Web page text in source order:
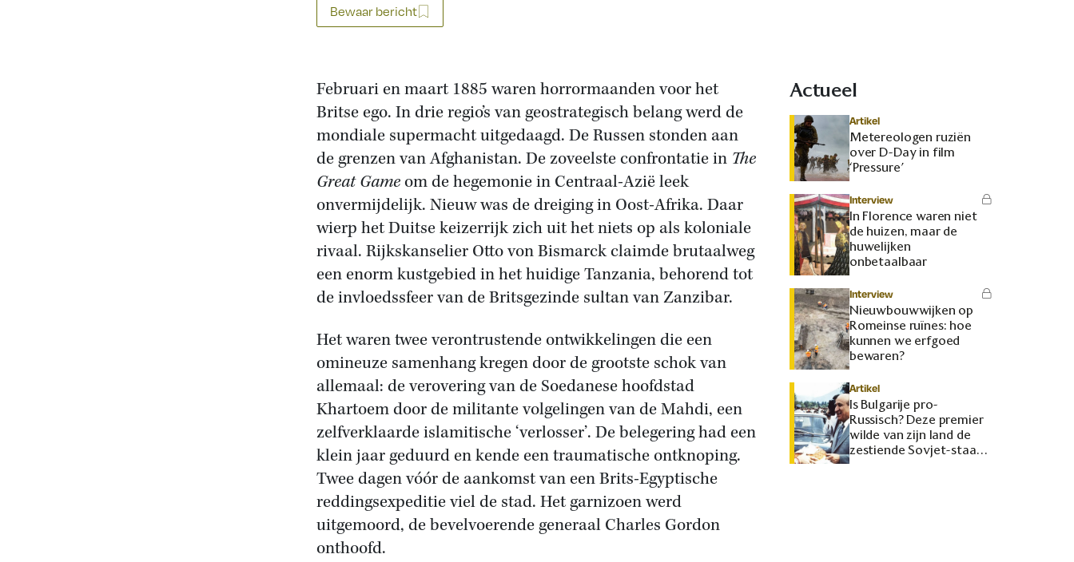
Bewaar bericht
Februari en maart 1885 waren horrormaanden voor het
Britse ego. In drie regio’s van geostrategisch belang werd de
mondiale supermacht uitgedaagd. De Russen stonden aan
de grenzen van Afghanistan. De zoveelste confrontatie in The
Great Gameom de hegemonie in Centraal-Azië leek
onvermijdelijk. Nieuw was de dreiging in Oost-Afrika. Daar
wierp het Duitse keizerrijk zich uit het niets op als koloniale
rivaal. Rijkskanselier Otto von Bismarck claimde brutaalweg
een enorm kustgebied in het huidige Tanzania, behorend tot
de invloedssfeer van de Britsgezinde sultan van Zanzibar.
Het waren twee verontrustende ontwikkelingen die een
omineuze samenhang kregen door de grootste schok van
allemaal: de verovering van de Soedanese hoofdstad
Khartoem door de militante volgelingen van de Mahdi, een
zelfverklaarde islamitische ‘verlosser’. De belegering had een
klein jaar geduurd en kende een traumatische ontknoping.
Twee dagen vóór de aankomst van een Brits-Egyptische
reddingsexpeditie viel de stad. Het garnizoen werd
uitgemoord, de bevelvoerende generaal Charles Gordon
onthoofd.
Actueel
Artikel
Metereologen ruziën
over D-Day in film
‘Pressure’
Interview
In Florence waren niet
de huizen, maar de
huwelijken
onbetaalbaar
Interview
Nieuwbouwwijken op
Romeinse ruïnes: hoe
kunnen we erfgoed
bewaren?
Artikel
Is Bulgarije pro-
Russisch? Deze premier
wilde van zijn land de
zestiende Sovjet-staat
maken